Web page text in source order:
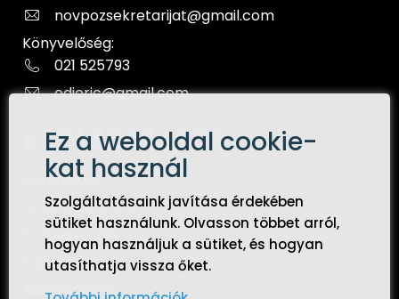
Ez a weboldal cookie-
kat használ
Szolgáltatásaink javítása érdekében
sütiket használunk. Olvasson többet arról,
hogyan használjuk a sütiket, és hogyan
utasíthatja vissza őket.
novpozsekretarijat@gmail.com
Könyvelőség:
021 525793
odjeric@gmail.com
HIVATKOZÁSOK
Kezdőoldal
Dokumentumok
Közbeszerzés
Kapcsolat
Adatvédelem